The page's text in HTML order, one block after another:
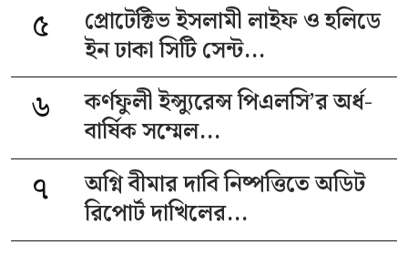
৫
প্রোটেক্টিভ ইসলামী লাইফ ও হলিডে
ইন ঢাকা সিটি সেন্ট...
৬
কর্ণফুলী ইন্স্যুরেন্স পিএলসি’র অর্ধ-
বার্ষিক সম্মেল...
৭
অগ্নি বীমার দাবি নিষ্পত্তিতে অডিট
রিপোর্ট দাখিলের...